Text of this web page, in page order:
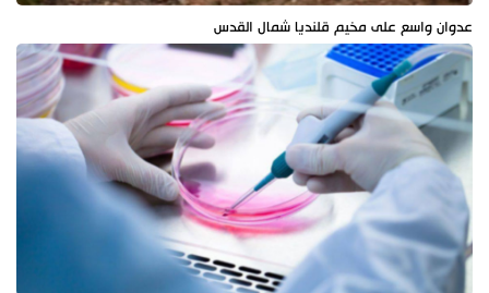
عدوان واسع على مخيم قلنديا شمال القدس